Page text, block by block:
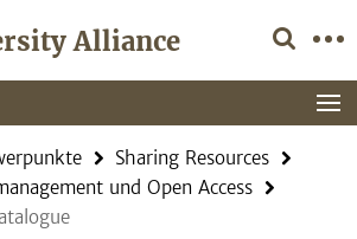
Alliance
Sharing Resources
und Open Access